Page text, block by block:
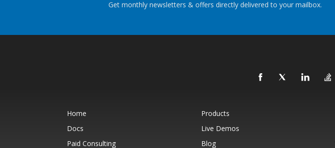
Get monthly newsletters & offers directly delivered to your mailbox.
Home Products
Docs
Live Demos
Paid Consulting
Blog